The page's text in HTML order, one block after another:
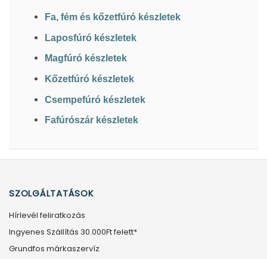
Fa, fém és kőzetfúró készletek
Laposfúró készletek
Magfúró készletek
Kőzetfúró készletek
Csempefúró készletek
Fafúrószár készletek
SZOLGÁLTATÁSOK
Hírlevél feliratkozás
Ingyenes Szállítás 30.000Ft felett*
Grundfos márkaszervíz